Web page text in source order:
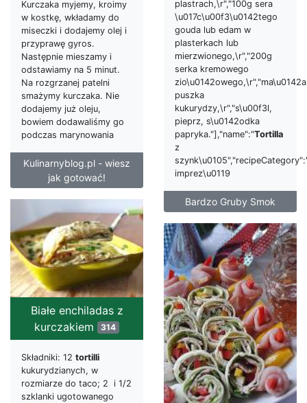
plastrach,\r","100g sera
\u017c\u00f3\u0142tego
gouda lub edam w
plasterkach lub
mierzwionego,\r","200g
serka kremowego
zio\u0142owego,\r","ma\u0142a
puszka
kukurydzy,\r","s\u00f3l,
pieprz, s\u0142odka
papryka."],"name":"Tortilla
z
imprez\u0119
Bardzo Gruby Smok
Kurczaka myjemy, kroimy
w kostkę, wkładamy do
miseczki i dodajemy olej i
przyprawę gyros.
Następnie mieszamy i
odstawiamy na 5 minut.
Na rozgrzanej patelni
smażymy kurczaka. Nie
dodajemy już oleju,
bowiem dodawaliśmy go
podczas marynowania
Kulinarnyblog.pl - wiesz
jak gotować!
Białe enchiladas z
kurczakiem 314
Składniki: 12 tortilli
kukurydzianych, w
rozmiarze do taco; 2 i 1/2
szklanki ugotowanego